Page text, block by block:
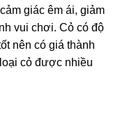
giác êm ái, giảm
vui chơi. Cỏ có độ
nên có giá thành
cỏ được nhiều